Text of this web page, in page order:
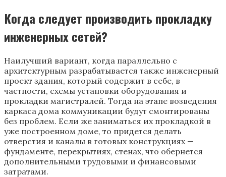
Когда следует производить прокладку
инженерных сетей?
Наилучший вариант, когда параллельно с
архитектурным разрабатывается также инженерный
проект здания, который содержит в себе, в
частности, схемы установки оборудования и
прокладки магистралей. Тогда на этапе возведения
каркаса дома коммуникации будут смонтированы
без проблем. Если же заниматься их прокладкой в
уже построенном доме, то придется делать
отверстия и каналы в готовых конструкциях —
фундаменте, перекрытиях, стенах, что обернется
дополнительными трудовыми и финансовыми
затратами.